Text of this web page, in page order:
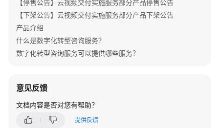
询
与
规
划
与
施
【停售公告】云视频交付实施服务部分产品停售公告
【下架公告】云视频交付实施服务部分产品下架公告
产品介绍
什么是数字化转型咨询服务？
数字化转型咨询服务可以提供哪些服务？
意见反馈
文档内容是否对您有帮助？
提供反馈